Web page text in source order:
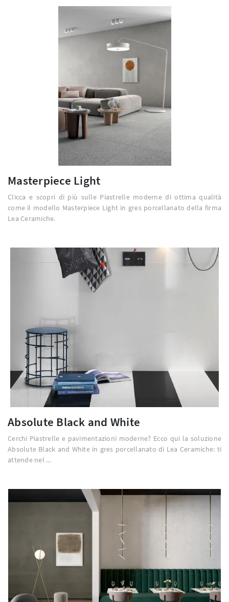
Masterpiece Light
Clicca e scopri di più sulle Piastrelle moderne di ottima qualità
come il modello Masterpiece Light in gres porcellanato della firma
Lea Ceramiche.
Absolute Black and White
Cerchi Piastrelle e pavimentazioni moderne? Ecco qui la soluzione
Absolute Black and White in gres porcellanato di Lea Ceramiche: ti
attende nel ...